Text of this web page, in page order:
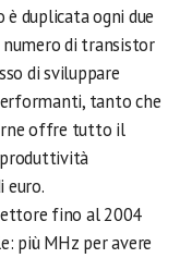
duplicata ogni due
di transistor
di sviluppare
tanto che
offre tutto il
euro.
fino al 2004
più MHz per avere